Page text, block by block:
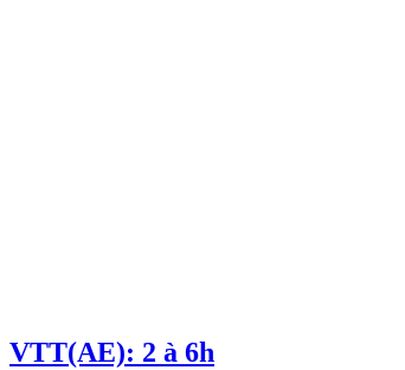
VTT(AE): 2 à 6h